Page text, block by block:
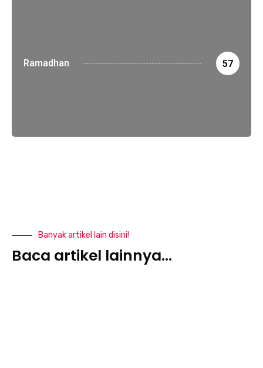
Ramadhan 57
Banyak artikel lain disini!
Baca artikel lainnya...